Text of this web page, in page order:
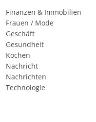
Finanzen & Immobilien
Frauen / Mode
Geschäft
Gesundheit
Kochen
Nachricht
Nachrichten
Technologie